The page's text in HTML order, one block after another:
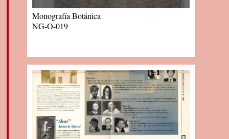
Monografía Botánica
NG-O-019